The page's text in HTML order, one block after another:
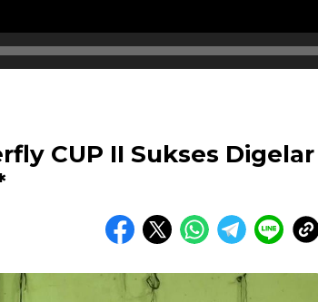
CUP II Sukses Digelar